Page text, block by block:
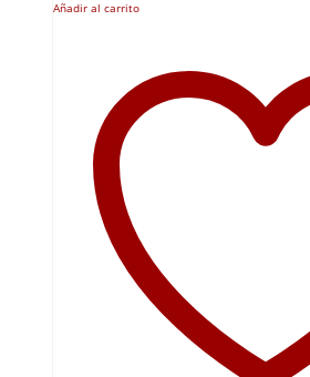
Añadir al carrito